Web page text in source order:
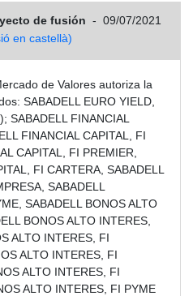
de fusión - 09/07/2021
en castellà)
de Valores autoriza la
SABADELL EURO YIELD,
SABADELL FINANCIAL
FINANCIAL CAPITAL, FI
CAPITAL, FI PREMIER,
FI CARTERA, SABADELL
SABADELL
SABADELL BONOS ALTO
BONOS ALTO INTERES,
ALTO INTERES, FI
ALTO INTERES, FI
ALTO INTERES, FI
ALTO INTERES, FI PYME